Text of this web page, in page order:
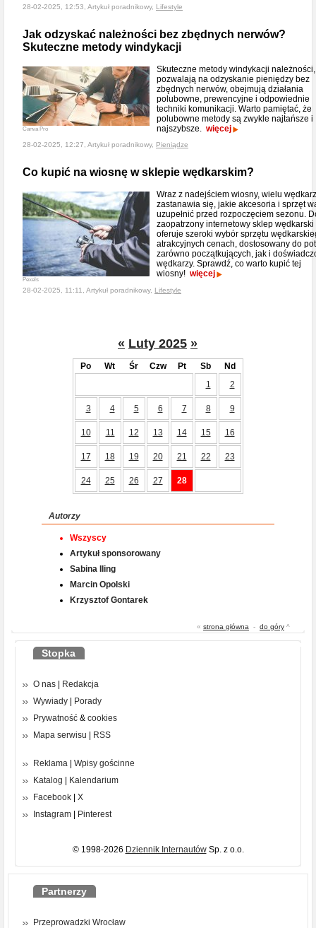
28-02-2025, 12:53, Artykuł poradnikowy, Lifestyle
Jak odzyskać należności bez zbędnych nerwów?
Skuteczne metody windykacji
Canva Pro
Skuteczne metody windykacji
pozwalają na odzyskanie pieniędzy bez
zbędnych nerwów, obejmują działania
polubowne, prewencyjne i odpowiednie
techniki komunikacji. Warto pamiętać, że
polubowne metody są zwykle najtańsze i
najszybsze. więcej
28-02-2025, 12:27, Artykuł poradnikowy, Pieniądze
Co kupić na wiosnę w sklepie wędkarskim?
Pexels
Wraz z nadejściem wiosny, wielu
zastanawia się, jakie akcesoria i sprzęt
uzupełnić przed rozpoczęciem sezonu.
zaopatrzony internetowy sklep wędkarski
oferuje szeroki wybór sprzętu
atrakcyjnych cenach, dostosowany do
zarówno początkujących, jak i
wędkarzy. Sprawdź, co warto kupić tej
wiosny! więcej
28-02-2025, 11:11, Artykuł poradnikowy, Lifestyle
« Luty 2025 »
Po Wt Śr Czw Pt Sb
Nd
1
2
3 4 5 6 7 8 9
10 11 12 13 14 15 16
17 18 19 20 21 22 23
24 25 26 27 28
Autorzy
Wszyscy
Artykuł sponsorowany
Sabina Iling
Marcin Opolski
Krzysztof Gontarek
« strona główna - do góry ^
Stopka
O nas
Redakcja
Wywiady
Porady
Prywatność & cookies
Mapa serwisu
RSS
Reklama
Wpisy gościnne
Katalog
Kalendarium
Facebook
X
Instagram
Pinterest
© 1998-2026 Dziennik InternautówSp. z o.o.
Partnerzy
Przeprowadzki Wrocław